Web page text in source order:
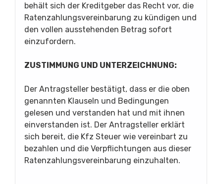
behält sich der Kreditgeber das Recht vor, die
Ratenzahlungsvereinbarung zu kündigen und
den vollen ausstehenden Betrag sofort
einzufordern.
ZUSTIMMUNG UND UNTERZEICHNUNG:
Der Antragsteller bestätigt, dass er die oben
genannten Klauseln und Bedingungen
gelesen und verstanden hat und mit ihnen
einverstanden ist. Der Antragsteller erklärt
sich bereit, die Kfz Steuer wie vereinbart zu
bezahlen und die Verpflichtungen aus dieser
Ratenzahlungsvereinbarung einzuhalten.